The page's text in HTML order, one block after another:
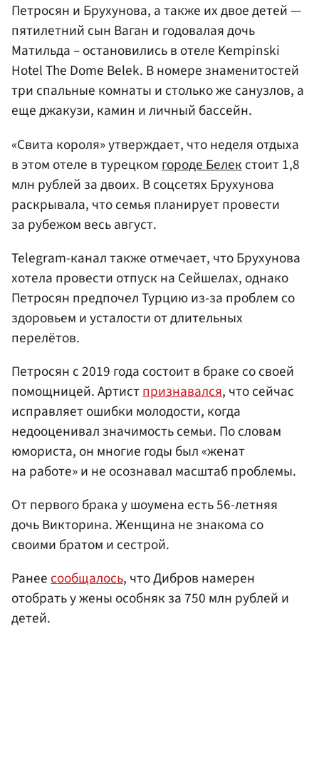
Петросян и Брухунова, а также их двое детей —
пятилетний сын Ваган и годовалая дочь
Матильда – остановились в отеле Kempinski
Hotel The Dome Belek. В номере знаменитостей
три спальные комнаты и столько же санузлов, а
еще джакузи, камин и личный бассейн.
«Свита короля» утверждает, что неделя отдыха
в этом отеле в турецком городе Белек стоит 1,8
млн рублей за двоих. В соцсетях Брухунова
раскрывала, что семья планирует провести
за рубежом весь август.
Telegram-канал также отмечает, что Брухунова
хотела провести отпуск на Сейшелах, однако
Петросян предпочел Турцию из-за проблем со
здоровьем и усталости от длительных
перелётов.
Петросян с 2019 года состоит в браке со своей
помощницей. Артистпризнавался, что сейчас
исправляет ошибки молодости, когда
недооценивал значимость семьи. По словам
юмориста, он многие годы был «женат
на работе» и не осознавал масштаб проблемы.
От первого брака у шоумена есть 56-летняя
дочь Викторина. Женщина не знакома со
своими братом и сестрой.
Ранеесообщалось, что Дибров намерен
отобрать у жены особняк за 750 млн рублей и
детей.